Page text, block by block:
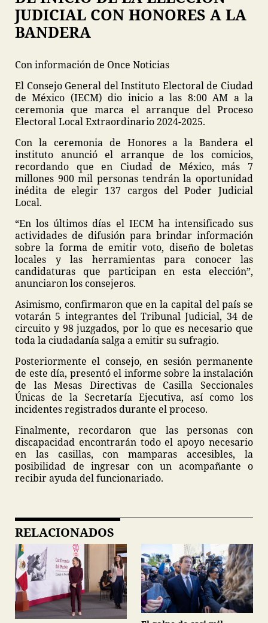
JUDICIAL CON HONORES A LA
BANDERA
Con información de Once Noticias
El Consejo General del Instituto Electoral de Ciudad
de México (IECM) dio inicio a las 8:00 AM a la
ceremonia que marca el arranque del Proceso
Electoral Local Extraordinario 2024-2025.
Con la ceremonia de Honores a la Bandera el
instituto anunció el arranque de los comicios,
recordando que en Ciudad de México, más 7
millones 900 mil personas tendrán la oportunidad
inédita de elegir 137 cargos del Poder Judicial
Local.
“En los últimos días el IECM ha intensificado sus
actividades de difusión para brindar información
sobre la forma de emitir voto, diseño de boletas
locales y las herramientas para conocer las
candidaturas que participan en esta elección”,
anunciaron los consejeros.
Asimismo, confirmaron que en la capital del país se
votarán 5 integrantes del Tribunal Judicial, 34 de
circuito y 98 juzgados, por lo que es necesario que
toda la ciudadanía salga a emitir su sufragio.
Posteriormente el consejo, en sesión permanente
de este día, presentó el informe sobre la instalación
de las Mesas Directivas de Casilla Seccionales
Únicas de la Secretaría Ejecutiva, así como los
incidentes registrados durante el proceso.
Finalmente, recordaron que las personas con
discapacidad encontrarán todo el apoyo necesario
en las casillas, con mamparas accesibles, la
posibilidad de ingresar con un acompañante o
recibir ayuda del funcionariado.
RELACIONADOS